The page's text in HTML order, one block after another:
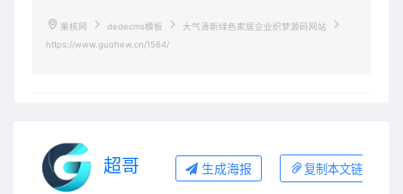
果核网 dedecms模板
大气清新绿色家居企业织梦源码网站
https://www.guohew.cn/1564/
超哥 生成海报 复制本文链接